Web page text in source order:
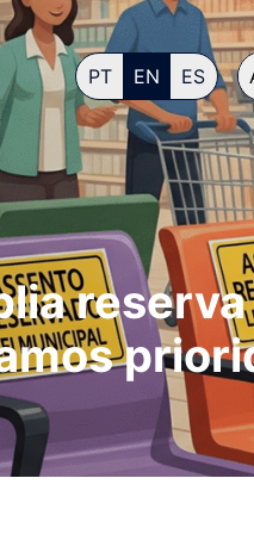
PT EN ES